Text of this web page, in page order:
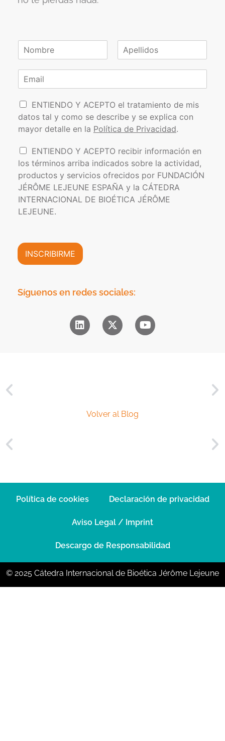
*
o
b
e
p
l
o
s
r
e
e
e
c
t
ó
n
i
*
P
o
l
í
c
a
d
e
P
r
a
i
d
ENTIENDO Y ACEPTO el tratamiento de mis
datos tal y como se describe y se explica con
mayor detalle en la Política de Privacidad.
n
f
o
r
m
a
n
C
e
ENTIENDO Y ACEPTO recibir información en
los términos arriba indicados sobre la actividad,
productos y servicios ofrecidos por FUNDACIÓN
JÉRÔME LEJEUNE ESPAÑA y la CÁTEDRA
INTERNACIONAL DE BIOÉTICA JÉRÔME
LEJEUNE.
INSCRIBIRME
Síguenos en redes sociales:
Volver al Blog
Política de cookies Declaración de privacidad
Aviso Legal / Imprint
Descargo de Responsabilidad
© 2025 Cátedra Internacional de Bioética Jérôme Lejeune